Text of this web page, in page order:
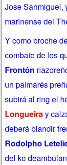
Jose Sanmiguel,
marinense del
Y como broche
combate de los
Frontón
un palmarés
subirá al ring el
Longueiray
deberá blandir
Rodolpho
del ko